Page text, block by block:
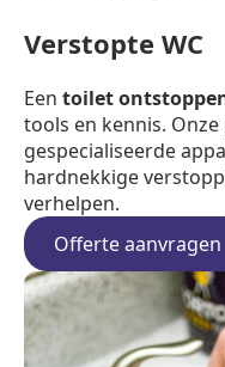
Verstopte WC
Een toilet
tools en kennis.
gespecialiseerde
hardnekkige
verhelpen.
Offerte aanvragen